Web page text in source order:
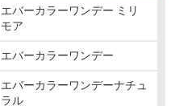
エバーカラーワンデー ミリ
モア
エバーカラーワンデー
エバーカラーワンデーナチュ
ラル